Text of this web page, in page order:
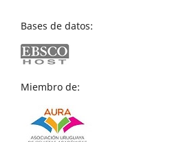
Bases de datos:
Miembro de: